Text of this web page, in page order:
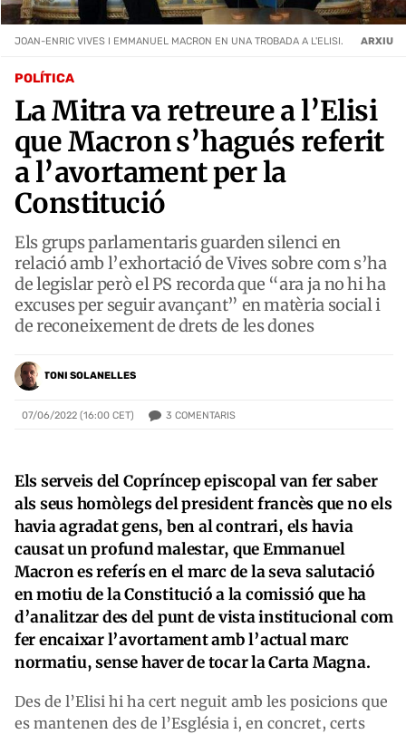
POLÍTICA
La Mitra va retreure a l’Elisi
que Macron s’hagués referit
a l’avortament per la
Constitució
Els grups parlamentaris guarden silenci en
relació amb l’exhortació de Vives sobre com s’ha
de legislar però el PS recorda que “ara ja no hi ha
excuses per seguir avançant” en matèria social i
de reconeixement de drets de les dones
TONI SOLANELLES
07/06/2022 (16:00 CET) 3 COMENTARIS
JOAN-ENRIC VIVES I EMMANUEL MACRON EN UNA TROBADA A L'ELISI. ARXIU
Els serveis del Copríncep episcopal van fer saber
als seus homòlegs del president francès que no els
havia agradat gens, ben al contrari, els havia
causat un profund malestar, que Emmanuel
Macron es referís en el marc de la seva salutació
en motiu de la Constitució a la comissió que ha
d’analitzar des del punt de vista institucional com
fer encaixar l’avortament amb l’actual marc
normatiu, sense haver de tocar la Carta Magna.
Des de l’Elisi hi ha cert neguit amb les posicions que
es mantenen des de l’Església i, en concret, certs